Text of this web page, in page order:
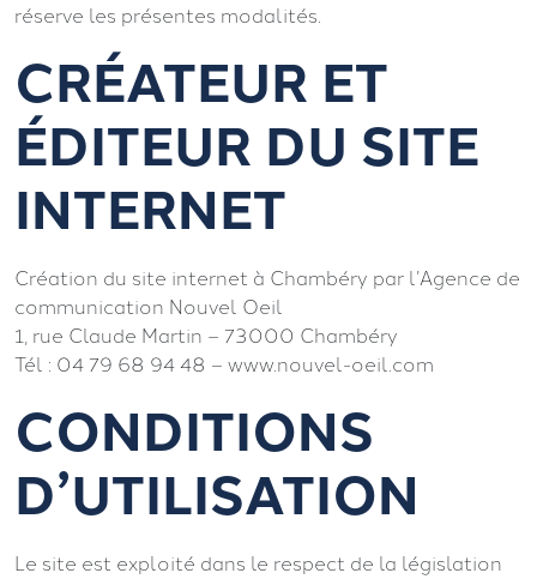
réserve les présentes modalités.
CRÉATEUR ET
ÉDITEUR DU SITE
INTERNET
Création du site internet à Chambéry par l’Agence de
communication Nouvel Oeil
1, rue Claude Martin – 73000 Chambéry
Tél : 04 79 68 94 48 – www.nouvel-oeil.com
CONDITIONS
D’UTILISATION
Le site est exploité dans le respect de la législation